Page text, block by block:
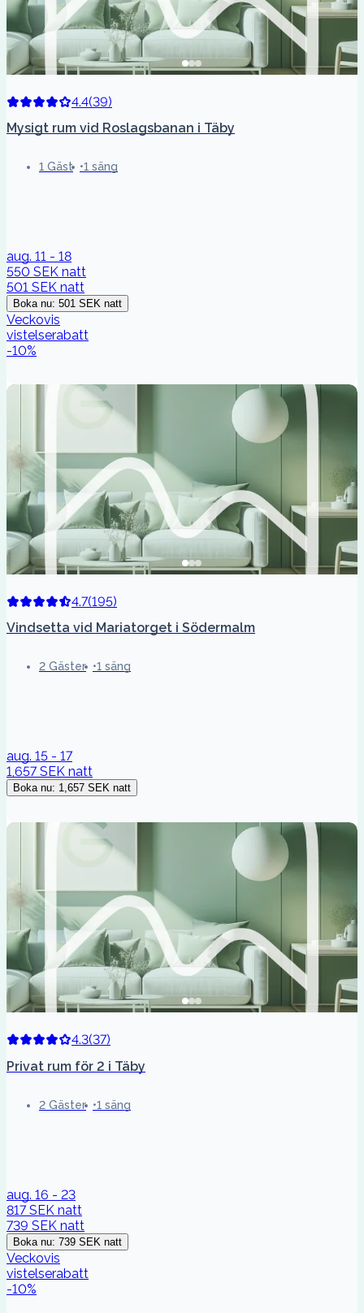
4.4(39)
Mysigt rum vid Roslagsbanan i Täby
1 Gäst 1 säng
aug. 11 - 18
550 SEK natt
501 SEK natt
Boka nu: 501 SEK natt
Veckovis
vistelserabatt
-10%
4.7(195)
Vindsetta vid Mariatorget i Södermalm
2 Gäster 1 säng
aug. 15 - 17
1,657 SEK natt
Boka nu: 1,657 SEK natt
4.3(37)
Privat rum för 2 i Täby
2 Gäster 1 säng
aug. 16 - 23
817 SEK natt
739 SEK natt
Boka nu: 739 SEK natt
Veckovis
vistelserabatt
-10%